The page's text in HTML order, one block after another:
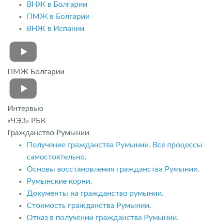
ВНЖ в Болгарии
ПМЖ в Болгарии
ВНЖ в Испании
ПМЖ Болгарии
Интервью
«ЧЭЗ» РБК
Гражданство Румынии
Получение гражданства Румынии. Все процессы
самостоятельно.
Основы восстановления гражданства Румынии.
Румынские корни.
Документы на гражданство румынии.
Стоимость гражданства Румынии.
Отказ в получении гражданства Румынии.